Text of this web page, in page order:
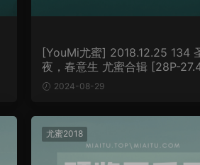
[YouMi尤蜜] 2018.12.25 134
夜，春意生 尤蜜合辑 [28P-
B] 2024-08-29
尤蜜2018